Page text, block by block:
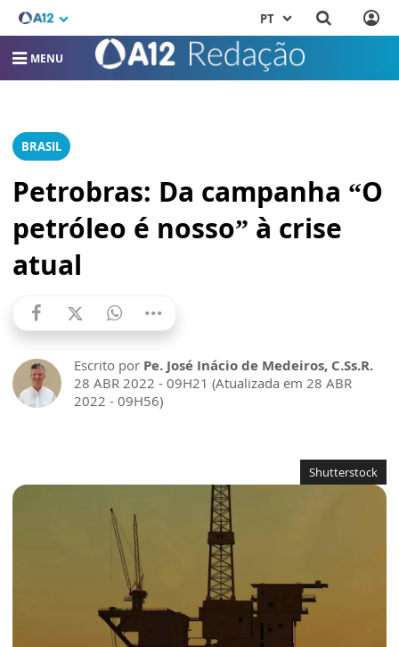
PT
MENU
BRASIL
Petrobras: Da campanha “O
petróleo é nosso” à crise
atual
Escrito por Pe. José Inácio de Medeiros, C.Ss.R.
28 ABR 2022 - 09H21 (Atualizada em 28 ABR
2022 - 09H56)
Shutterstock